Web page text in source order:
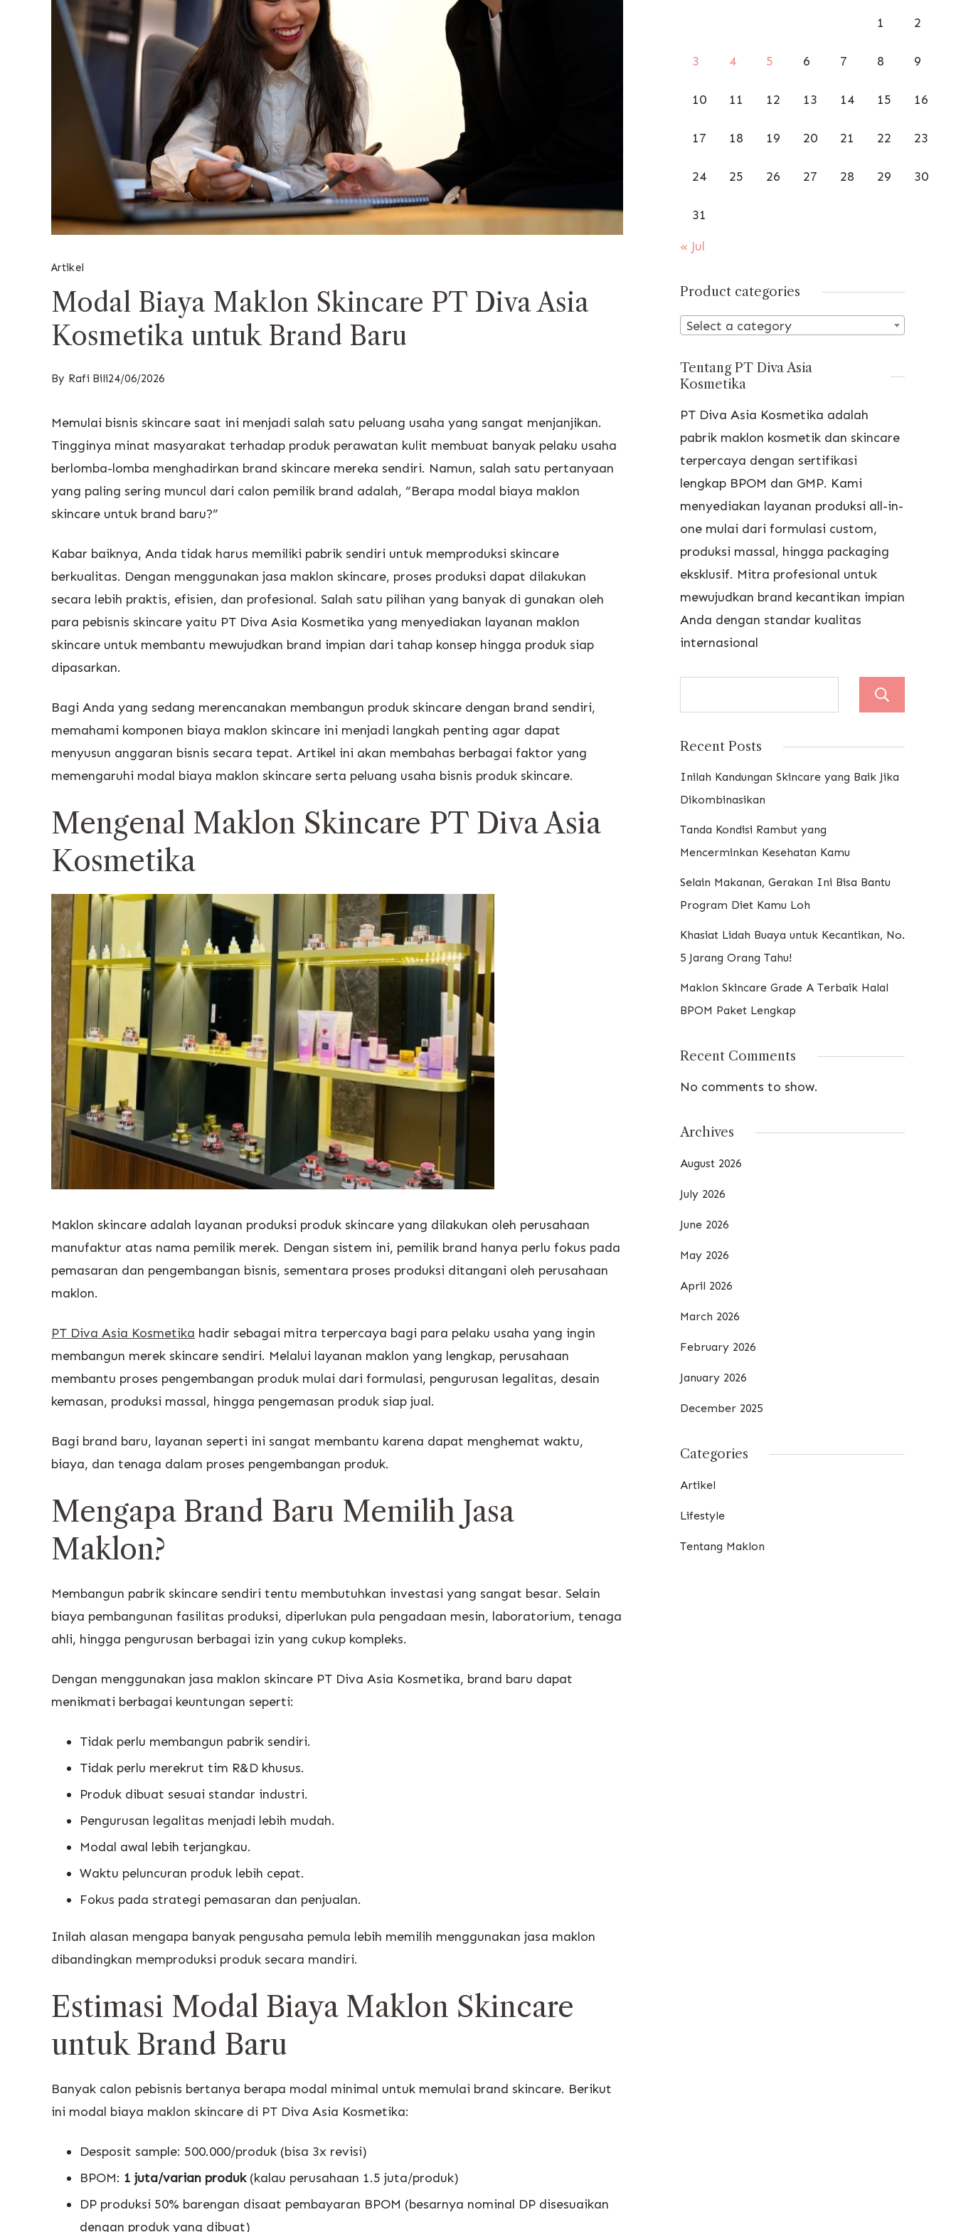
Artikel
Modal Biaya Maklon Skincare PT Diva Asia
Kosmetika untuk Brand Baru
By Rafi Bili24/06/2026
Memulai bisnis skincare saat ini menjadi salah satu peluang usaha yang sangat menjanjikan.
Tingginya minat masyarakat terhadap produk perawatan kulit membuat banyak pelaku usaha
berlomba-lomba menghadirkan brand skincare mereka sendiri. Namun, salah satu pertanyaan
yang paling sering muncul dari calon pemilik brand adalah, “Berapa modal biaya maklon
skincare untuk brand baru?”
Kabar baiknya, Anda tidak harus memiliki pabrik sendiri untuk memproduksi skincare
berkualitas. Dengan menggunakan jasa maklon skincare, proses produksi dapat dilakukan
secara lebih praktis, efisien, dan profesional. Salah satu pilihan yang banyak di gunakan oleh
para pebisnis skincare yaitu PT Diva Asia Kosmetika yang menyediakan layanan maklon
skincare untuk membantu mewujudkan brand impian dari tahap konsep hingga produk siap
dipasarkan.
Bagi Anda yang sedang merencanakan membangun produk skincare dengan brand sendiri,
memahami komponen biaya maklon skincare ini menjadi langkah penting agar dapat
menyusun anggaran bisnis secara tepat. Artikel ini akan membahas berbagai faktor yang
memengaruhi modal biaya maklon skincare serta peluang usaha bisnis produk skincare.
Mengenal Maklon Skincare PT Diva Asia
Kosmetika
Maklon skincare adalah layanan produksi produk skincare yang dilakukan oleh perusahaan
manufaktur atas nama pemilik merek. Dengan sistem ini, pemilik brand hanya perlu fokus pada
pemasaran dan pengembangan bisnis, sementara proses produksi ditangani oleh perusahaan
maklon.
PT Diva Asia Kosmetika hadir sebagai mitra terpercaya bagi para pelaku usaha yang ingin
membangun merek skincare sendiri. Melalui layanan maklon yang lengkap, perusahaan
membantu proses pengembangan produk mulai dari formulasi, pengurusan legalitas, desain
kemasan, produksi massal, hingga pengemasan produk siap jual.
Bagi brand baru, layanan seperti ini sangat membantu karena dapat menghemat waktu,
biaya, dan tenaga dalam proses pengembangan produk.
Mengapa Brand Baru Memilih Jasa
Maklon?
Membangun pabrik skincare sendiri tentu membutuhkan investasi yang sangat besar. Selain
biaya pembangunan fasilitas produksi, diperlukan pula pengadaan mesin, laboratorium, tenaga
ahli, hingga pengurusan berbagai izin yang cukup kompleks.
Dengan menggunakan jasa maklon skincare PT Diva Asia Kosmetika, brand baru dapat
menikmati berbagai keuntungan seperti:
Tidak perlu membangun pabrik sendiri.
Tidak perlu merekrut tim R&D khusus.
Produk dibuat sesuai standar industri.
Pengurusan legalitas menjadi lebih mudah.
Modal awal lebih terjangkau.
Waktu peluncuran produk lebih cepat.
Fokus pada strategi pemasaran dan penjualan.
Inilah alasan mengapa banyak pengusaha pemula lebih memilih menggunakan jasa maklon
dibandingkan memproduksi produk secara mandiri.
Estimasi Modal Biaya Maklon Skincare
untuk Brand Baru
Banyak calon pebisnis bertanya berapa modal minimal untuk memulai brand skincare. Berikut
ini modal biaya maklon skincare di PT Diva Asia Kosmetika:
Desposit sample: 500.000/produk (bisa 3x revisi)
BPOM: 1 juta/varian produk(kalau perusahaan 1.5 juta/produk)
DP produksi 50% barengan disaat pembayaran BPOM (besarnya nominal DP disesuaikan
dengan produk yang dibuat)
1 2
3 4 5 6 7 8 9
10 11 12 13 14 15 16
17 18 19 20 21 22 23
24 25 26 27 28 29 30
31
« Jul
Product categories
Select a category
Tentang PT Diva Asia
Kosmetika
PT Diva Asia Kosmetika adalah
pabrik maklon kosmetik dan skincare
terpercaya dengan sertifikasi
lengkap BPOM dan GMP. Kami
menyediakan layanan produksi all-in-
one mulai dari formulasi custom,
produksi massal, hingga packaging
eksklusif. Mitra profesional untuk
mewujudkan brand kecantikan impian
Anda dengan standar kualitas
internasional
Recent Posts
Inilah Kandungan Skincare yang Baik Jika
Dikombinasikan
Tanda Kondisi Rambut yang
Mencerminkan Kesehatan Kamu
Selain Makanan, Gerakan Ini Bisa Bantu
Program Diet Kamu Loh
Khasiat Lidah Buaya untuk Kecantikan, No.
5 Jarang Orang Tahu!
Maklon Skincare Grade A Terbaik Halal
BPOM Paket Lengkap
Recent Comments
No comments to show.
Archives
August 2026
July 2026
June 2026
May 2026
April 2026
March 2026
February 2026
January 2026
December 2025
Categories
Artikel
Lifestyle
Tentang Maklon